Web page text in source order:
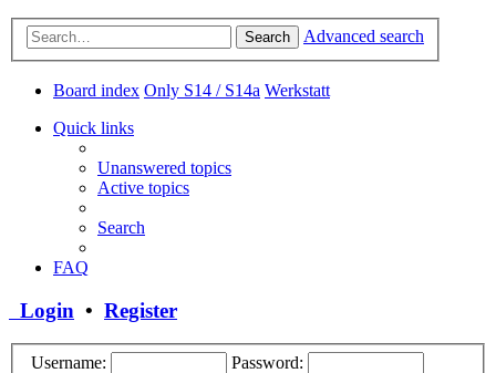
Search Advanced search
Board index Only S14 / S14a Werkstatt
Quick links
Unanswered topics
Active topics
Search
FAQ
Login • Register
Username: Password: